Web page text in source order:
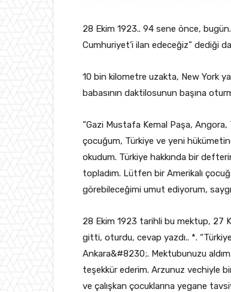
28 Ekim 1923.. 94 sene önce,
Cumhuriyet’i ilan edeceğiz” dediği
10 bin kilometre uzakta, New York
babasının daktilosunun başına
“Gazi Mustafa Kemal Paşa, Angora,
çocuğum, Türkiye ve yeni
okudum. Türkiye hakkında bir
topladım. Lütfen bir Amerikalı
görebileceğimi umut ediyorum,
28 Ekim 1923 tarihli bu mektup, 27
gitti, oturdu, cevap yazdı.. *.
Ankara&#8230;. Mektubunuzu
teşekkür ederim. Arzunuz vechiyle
ve çalışkan çocuklarına yegane